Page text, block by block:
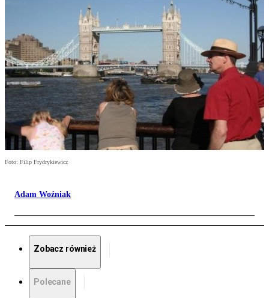
Foto: Filip Frydrykiewicz
Adam Woźniak
Zobacz również
Polecane